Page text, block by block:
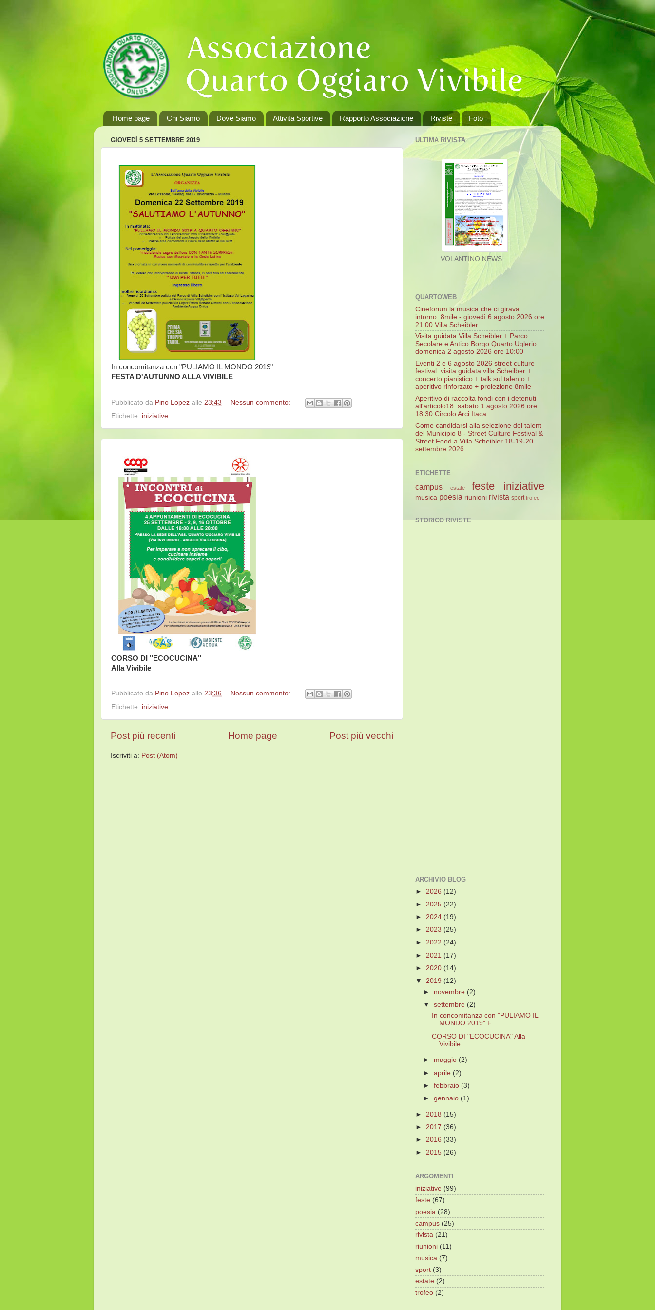
Home page Chi Siamo Dove Siamo Attività Sportive Rapporto Associazione Riviste Foto
GIOVEDÌ 5 SETTEMBRE 2019
In concomitanza con "PULIAMO IL MONDO 2019"
FESTA D'AUTUNNO ALLA VIVIBILE
Pubblicato da Pino Lopez alle 23:43
Nessun commento:
Etichette: iniziative
CORSO DI "ECOCUCINA"
Alla Vivibile
Pubblicato da Pino Lopez alle 23:36
Nessun commento:
Etichette: iniziative
Post più recenti Post più vecchi
Home page
Iscriviti a: Post (Atom)
ULTIMA RIVISTA
QUARTOWEB
Cineforum la musica che ci girava
intorno: 8mile - giovedì 6 agosto 2026 ore
21:00 Villa Scheibler
Visita guidata Villa Scheibler + Parco
Secolare e Antico Borgo Quarto Uglerio:
domenica 2 agosto 2026 ore 10:00
Eventi 2 e 6 agosto 2026 street culture
festival: visita guidata villa Scheilber +
concerto pianistico + talk sul talento +
aperitivo rinforzato + proiezione 8mile
Aperitivo di raccolta fondi con i detenuti
all'articolo18: sabato 1 agosto 2026 ore
18:30 Circolo Arci Itaca
Come candidarsi alla selezione dei talent
del Municipio 8 - Street Culture Festival &
Street Food a Villa Scheibler 18-19-20
settembre 2026
ETICHETTE
campus estate feste iniziative
musica poesia riunioni rivista sport trofeo
STORICO RIVISTE
ARCHIVIO BLOG
► 2026 (12)
► 2025 (22)
► 2024 (19)
► 2023 (25)
► 2022 (24)
► 2021 (17)
► 2020 (14)
▼ 2019 (12)
► novembre (2)
▼settembre (2)
In concomitanza con "PULIAMO IL
MONDO 2019" F...
CORSO DI "ECOCUCINA" Alla
Vivibile
► maggio (2)
►aprile (2)
►febbraio (3)
►gennaio (1)
► 2018 (15)
► 2017 (36)
► 2016 (33)
► 2015 (26)
ARGOMENTI
iniziative (99)
feste (67)
poesia (28)
campus (25)
rivista (21)
riunioni (11)
musica (7)
sport (3)
estate (2)
trofeo (2)